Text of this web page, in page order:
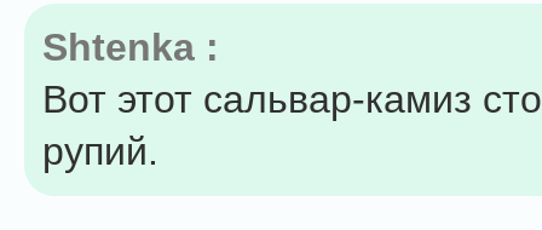
Shtenka :
Вот этот сальвар-камиз
рупий.